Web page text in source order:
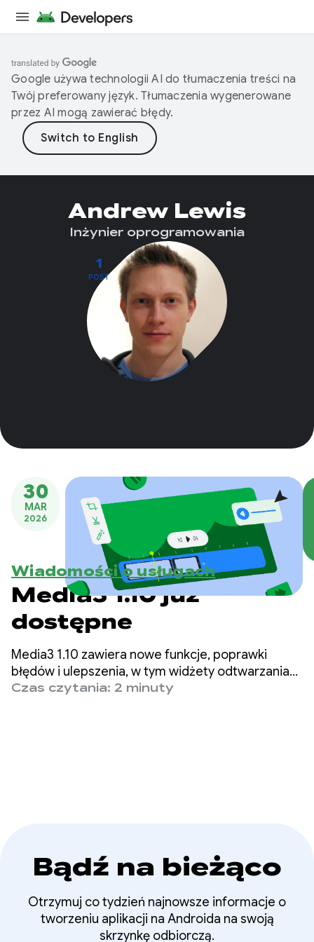
Google używa technologii AI do tłumaczenia treści na
Twój preferowany język. Tłumaczenia wygenerowane
przez AI mogą zawierać błędy.
1
POST
Andrew Lewis
Inżynier oprogramowania
30
MAR
2026
Wiadomości o usługach
Media3 1.10 już
dostępne
Media3 1.10 zawiera nowe funkcje, poprawki
błędów i ulepszenia, w tym widżety odtwarzania
oparte na Material3, rozszerzoną obsługę
Czas czytania: 2 minuty
Bądź na bieżąco
Otrzymuj co tydzień najnowsze informacje o
tworzeniu aplikacji na Androida na swoją
skrzynkę odbiorczą.